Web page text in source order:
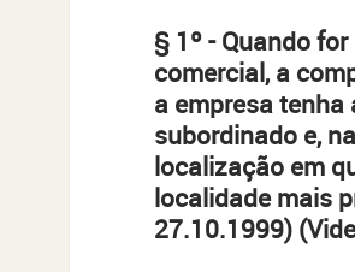
§ 1º - Quando
comercial, a
a empresa
subordinado e,
localização em
localidade mais
27.10.1999)